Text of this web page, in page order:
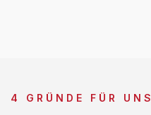
4 GRÜNDE FÜR UNS